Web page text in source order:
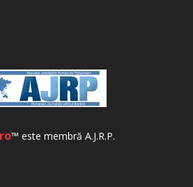
™ este membră A.J.R.P.